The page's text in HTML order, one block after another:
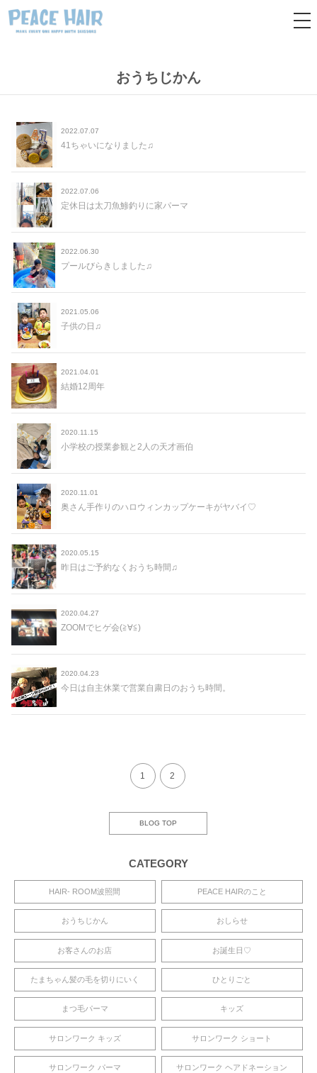
おうちじかん
2022.07.07
41ちゃいになりました♫
2022.07.06
定休日は太刀魚鯵釣りに家パーマ
2022.06.30
プールびらきしました♫
2021.05.06
子供の日♫
2021.04.01
結婚12周年
2020.11.15
小学校の授業参観と2人の天才画伯
2020.11.01
奥さん手作りのハロウィンカップケーキがヤバイ♡
2020.05.15
昨日はご予約なくおうち時間♫
2020.04.27
ZOOMでヒゲ会(≧∀≦)
2020.04.23
今日は自主休業で営業自粛日のおうち時間。
1 2
BLOG TOP
CATEGORY
HAIR- ROOM波照間 PEACE HAIRのこと
おうちじかん おしらせ
お客さんのお店 お誕生日♡
たまちゃん髪の毛を切りにいく ひとりごと
まつ毛パーマ キッズ
サロンワーク キッズ サロンワーク ショート
サロンワーク パーマ サロンワーク ヘアドネーション